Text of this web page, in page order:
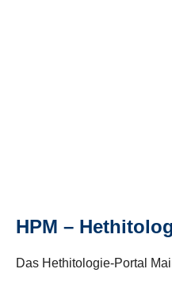
HPM –
Das Hethitologie-Portal